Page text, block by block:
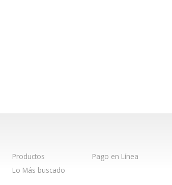
Productos
Lo Más buscado
Pago en Línea